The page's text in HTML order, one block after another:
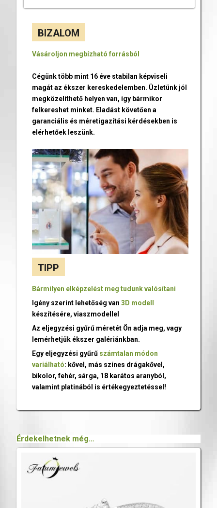
BIZALOM
Vásároljon megbízható forrásból
Cégünk több mint 16 éve stabilan képviseli
magát az ékszer kereskedelemben. Üzletünk jól
megközelíthető helyen van, így bármikor
felkereshet minket. Eladást követően a
garanciális és méretigazítási kérdésekben is
elérhetőek leszünk.
TIPP
Bármilyen elképzelést meg tudunk valósítani
Igény szerint lehetőség van 3D modell
készítésére, viaszmodellel
Az eljegyzési gyűrű méretét Ön adja meg, vagy
lemérhetjük ékszer galériánkban.
Egy eljegyzési gyűrű számtalan módon
variálható: kővel, más színes drágakővel,
bikolor, fehér, sárga, 18 karátos aranyból,
valamint platinából is értékegyeztetéssel!
Érdekelhetnek még…